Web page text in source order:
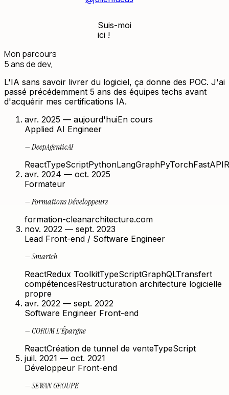
Suis-moi
ici !
Mon parcours
5 ans de dev,
L'IA sans savoir livrer du logiciel, ça donne des POC. J'ai
passé précédemment 5 ans des équipes techs avant
d'acquérir mes certifications IA.
avr. 2025 — aujourd'huiEn cours
Applied AI Engineer
—DeepAgenticAI
ReactTypeScriptPythonLangGraphPyTorchFastAPI
avr. 2024 — oct. 2025
Formateur
—Formations Développeurs
formation-cleanarchitecture.com
nov. 2022 — sept. 2023
Lead Front-end / Software Engineer
—Smartch
ReactRedux ToolkitTypeScriptGraphQLTransfert
compétencesRestructuration architecture logicielle
propre
avr. 2022 — sept. 2022
Software Engineer Front-end
— CORUM L'Épargne
ReactCréation de tunnel de venteTypeScript
juil. 2021 — oct. 2021
Développeur Front-end
—SEWAN GROUPE